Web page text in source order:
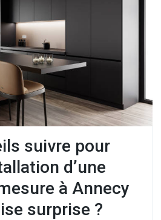
suivre pour
d’une
à Annecy
surprise ?